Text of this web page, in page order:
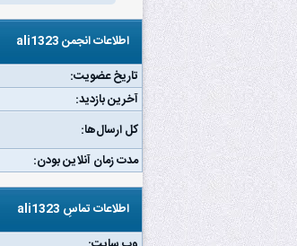
اطلاعات انجمن ali1323
تاریخ عضویت:
آخرین بازدید:
کل ارسال‌ها:
مدت زمان آنلاین بودن:
اطلاعات تماسِ ali1323